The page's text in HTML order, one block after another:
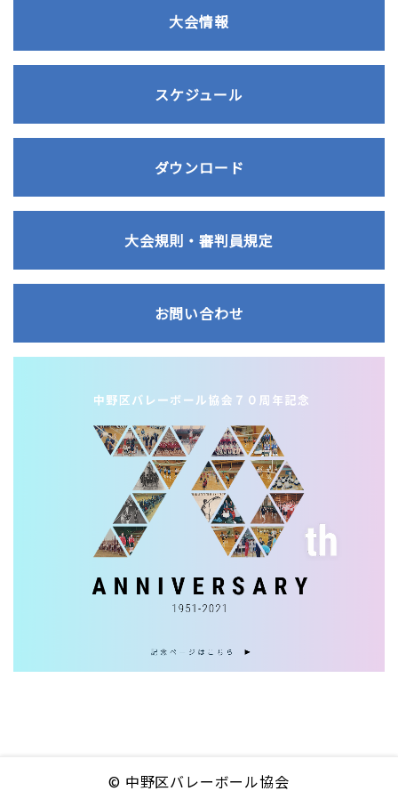
大会情報
スケジュール
ダウンロード
大会規則・審判員規定
お問い合わせ
© 中野区バレーボール協会